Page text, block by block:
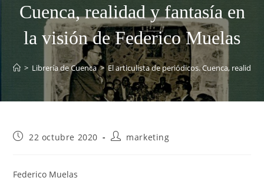
Cuenca, realidad y fantasía en
la visión de Federico Muelas
> Librería de Cuenca > El articulista de periódicos. Cuenca,
Publicación
entrada:
22 octubre 2020
Autormarketing
Federico Muelas